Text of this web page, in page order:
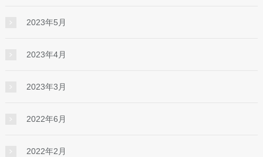
2023年5月
2023年4月
2023年3月
2022年6月
2022年2月